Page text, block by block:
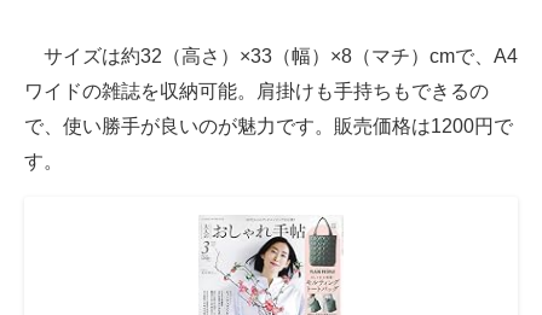
サイズは約32（高さ）×33（幅）×8（マチ）cmで、A4
ワイドの雑誌を収納可能。肩掛けも手持ちもできるの
で、使い勝手が良いのが魅力です。販売価格は1200円で
す。